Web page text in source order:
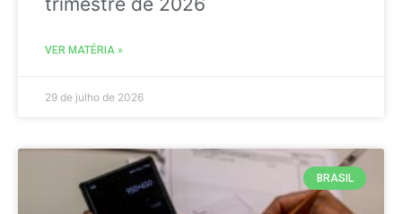
VER MATÉRIA »
29 de julho de 2026
BRASIL